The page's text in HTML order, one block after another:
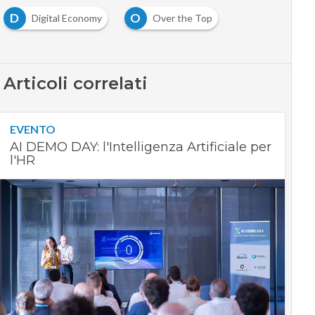
D
Digital Economy O Over the Top
Articoli correlati
EVENTO
AI DEMO DAY: l'Intelligenza Artificiale per
l'HR